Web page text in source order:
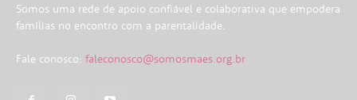
Somos uma rede de apoio confiável e colaborativa que empodera
famílias no encontro com a parentalidade.
Fale conosco: faleconosco@somosmaes.org.br